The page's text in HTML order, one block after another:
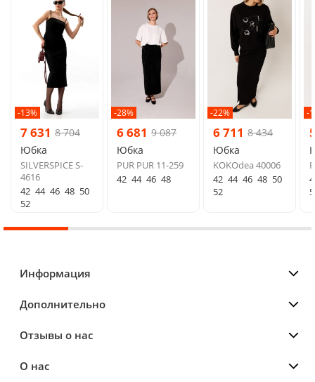
-13%
7 631 8 704
Юбка
SILVERSPICE S-
4616
42 44 46 48 50
52
-28%
6 681 9 087
Юбка
PUR PUR 11-259
42 44 46 48
-22%
6 711 8 434
Юбка
KOKOdea 40006
42 44 46 48 50
52
-
Информация
Дополнительно
Отзывы о нас
О нас